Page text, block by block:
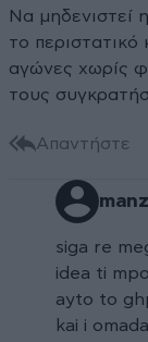
Να μηδενιστεί
το περιστατικό
αγώνες χωρίς
τους
Απαντήστε
siga re
idea ti
ayto to
kai i